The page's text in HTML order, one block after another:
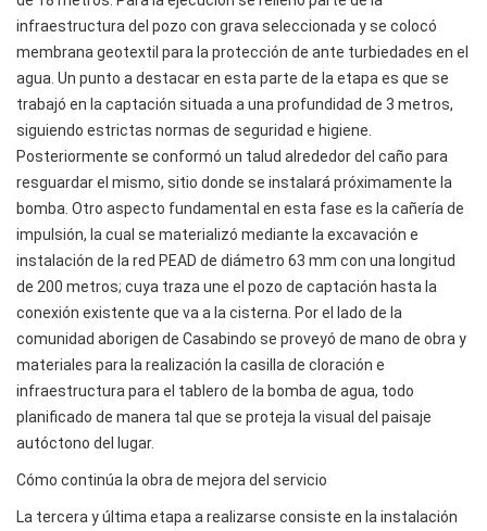
infraestructura del pozo con grava seleccionada y se colocó
membrana geotextil para la protección de ante turbiedades en el
agua. Un punto a destacar en esta parte de la etapa es que se
trabajó en la captación situada a una profundidad de 3 metros,
siguiendo estrictas normas de seguridad e higiene.
Posteriormente se conformó un talud alrededor del caño para
resguardar el mismo, sitio donde se instalará próximamente la
bomba. Otro aspecto fundamental en esta fase es la cañería de
impulsión, la cual se materializó mediante la excavación e
instalación de la red PEAD de diámetro 63 mm con una longitud
de 200 metros; cuya traza une el pozo de captación hasta la
conexión existente que va a la cisterna. Por el lado de la
comunidad aborigen de Casabindo se proveyó de mano de obra y
materiales para la realización la casilla de cloración e
infraestructura para el tablero de la bomba de agua, todo
planificado de manera tal que se proteja la visual del paisaje
autóctono del lugar.
Cómo continúa la obra de mejora del servicio
La tercera y última etapa a realizarse consiste en la instalación